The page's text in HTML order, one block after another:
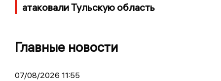
атаковали Тульскую область
Главные новости
07/08/2026 11:55